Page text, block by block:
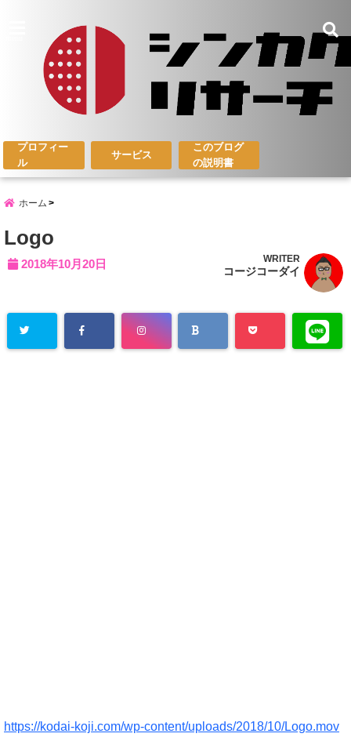
プロフィー
ル
サービス
このブログ
の説明書
ホーム
Logo
2018年10月20日 WRITER
コージコーダイ
https://kodai-koji.com/wp-content/uploads/2018/10/Logo.mov